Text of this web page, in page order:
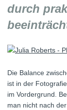
durch
Die Balance
ist in der
im Vordergrund.
man nicht nach